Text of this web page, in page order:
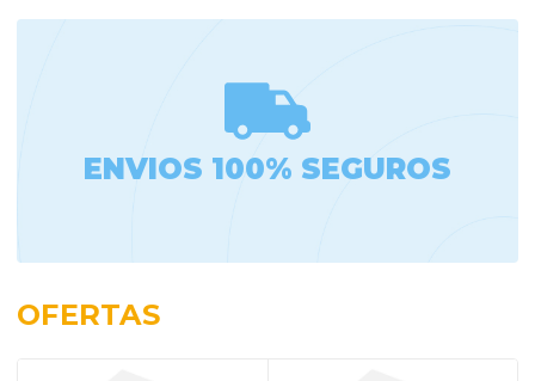
ENVIOS 100% SEGUROS
OFERTAS